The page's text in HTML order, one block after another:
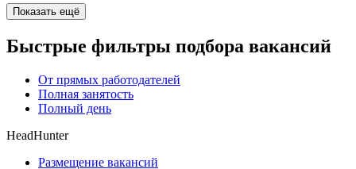
Показать ещё
Быстрые фильтры подбора вакансий
От прямых работодателей
Полная занятость
Полный день
HeadHunter
Размещение вакансий